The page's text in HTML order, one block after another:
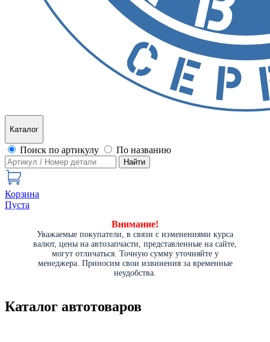
Каталог
Поиск по артикулу По названию
Найти
Корзина
Пуста
Внимание!
Уважаемые покупатели, в связи с изменениями курса
валют, цены на автозапчасти, представленные на сайте,
могут отличаться. Точную сумму уточняйте у
менеджера. Приносим свои извинения за временные
неудобства.
Каталог автотоваров